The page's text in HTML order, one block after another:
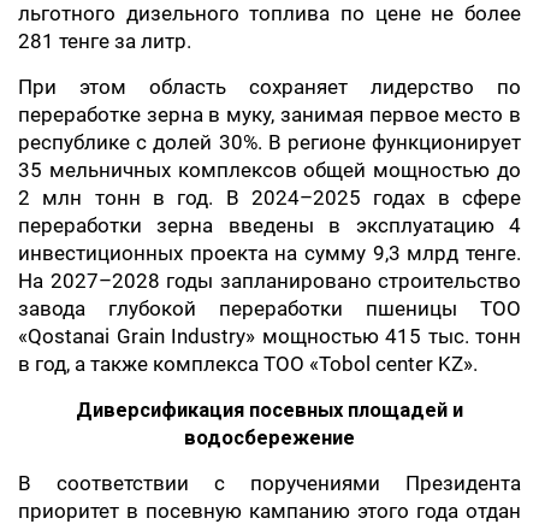
льготного дизельного топлива по цене не более
281 тенге за литр.
При этом область сохраняет лидерство по
переработке зерна в муку, занимая первое место в
республике с долей 30%. В регионе функционирует
35 мельничных комплексов общей мощностью до
2 млн тонн в год. В 2024–2025 годах в сфере
переработки зерна введены в эксплуатацию 4
инвестиционных проекта на сумму 9,3 млрд тенге.
На 2027–2028 годы запланировано строительство
завода глубокой переработки пшеницы ТОО
«Qostanai Grain Industry» мощностью 415 тыс. тонн
в год, а также комплекса ТОО «Tobol center KZ».
Диверсификация посевных площадей и
водосбережение
В соответствии с поручениями Президента
приоритет в посевную кампанию этого года отдан